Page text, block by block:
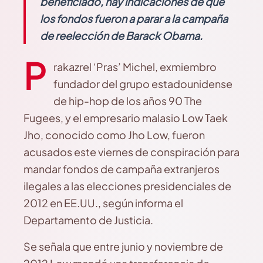
los fondos fueron a parar a la campaña
de reelección de Barack Obama.
P
rakazrel ‘Pras’ Michel, exmiembro
fundador del grupo estadounidense
de hip-hop de los años 90 The
Fugees, y el empresario malasio Low Taek
Jho, conocido como Jho Low, fueron
acusados este viernes de conspiración para
mandar fondos de campaña extranjeros
ilegales a las elecciones presidenciales de
2012 en EE.UU., según informa el
Departamento de Justicia.
Se señala que entre junio y noviembre de